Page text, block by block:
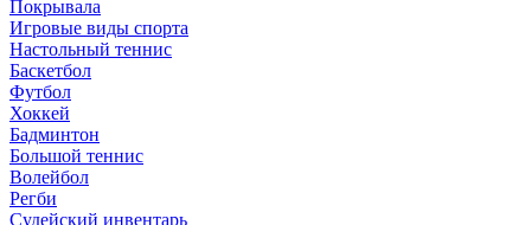
Покрывала
Игровые виды спорта
Настольный теннис
Баскетбол
Футбол
Хоккей
Бадминтон
Большой теннис
Волейбол
Регби
Судейский инвентарь